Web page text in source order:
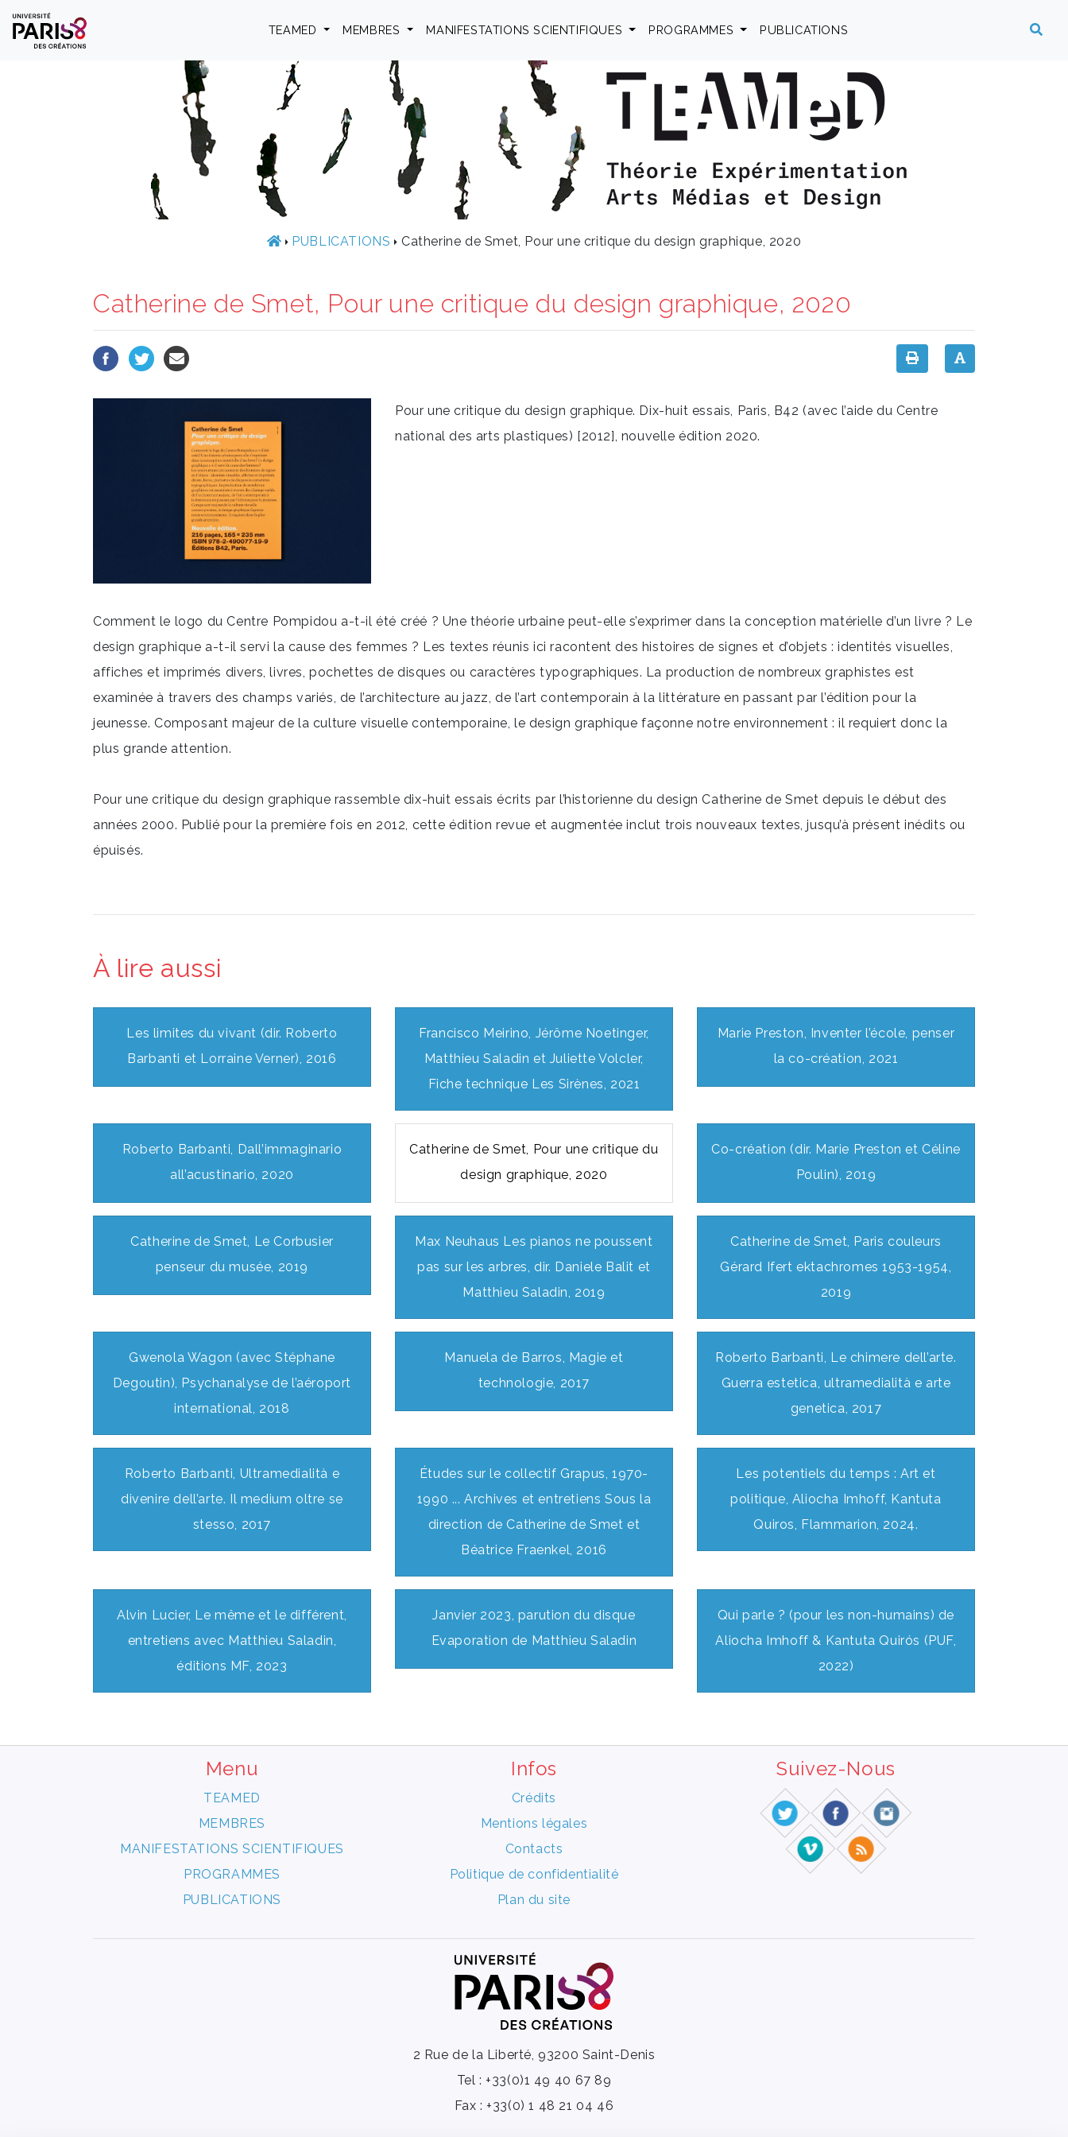
Panneau de gestion des cookies
TEAMED
MEMBRES MANIFESTATIONS SCIENTIFIQUES PROGRAMMES PUBLICATIONS
PUBLICATIONS Catherine de Smet, Pour une critique du design graphique, 2020
Catherine de Smet, Pour une critique du design graphique, 2020
Pour une critique du design graphique. Dix-huit essais, Paris, B42 (avec l’aide du Centre
national des arts plastiques) [2012], nouvelle édition 2020.
Comment le logo du Centre Pompidou a-t-il été créé ? Une théorie urbaine peut-elle s’exprimer dans la conception matérielle d’un livre ? Le
design graphique a-t-il servi la cause des femmes ? Les textes réunis ici racontent des histoires de signes et d’objets : identités visuelles,
affiches et imprimés divers, livres, pochettes de disques ou caractères typographiques. La production de nombreux graphistes est
examinée à travers des champs variés, de l’architecture au jazz, de l’art contemporain à la littérature en passant par l’édition pour la
jeunesse. Composant majeur de la culture visuelle contemporaine, le design graphique façonne notre environnement : il requiert donc la
plus grande attention.
Pour une critique du design graphique rassemble dix-huit essais écrits par l’historienne du design Catherine de Smet depuis le début des
années 2000. Publié pour la première fois en 2012, cette édition revue et augmentée inclut trois nouveaux textes, jusqu’à présent inédits ou
épuisés.
À lire aussi
Les limites du vivant (dir. Roberto
Barbanti et Lorraine Verner), 2016
Francisco Meirino, Jérôme Noetinger,
Matthieu Saladin et Juliette Volcler,
Fiche technique Les Sirènes, 2021
Marie Preston, Inventer l’école, penser
la co-création, 2021
Roberto Barbanti, Dall’immaginario
all’acustinario, 2020
Catherine de Smet, Pour une critique du
design graphique, 2020
Co-création (dir. Marie Preston et Céline
Poulin), 2019
Catherine de Smet, Le Corbusier
penseur du musée, 2019
Max Neuhaus Les pianos ne poussent
pas sur les arbres, dir. Daniele Balit et
Matthieu Saladin, 2019
Catherine de Smet, Paris couleurs
Gérard Ifert ektachromes 1953-1954,
2019
Gwenola Wagon (avec Stéphane
Degoutin), Psychanalyse de l’aéroport
international, 2018
Manuela de Barros, Magie et
technologie, 2017
Roberto Barbanti, Le chimere dell’arte.
Guerra estetica, ultramedialità e arte
genetica, 2017
Roberto Barbanti, Ultramedialità e
divenire dell’arte. Il medium oltre se
stesso, 2017
Études sur le collectif Grapus, 1970-
1990 ... Archives et entretiens Sous la
direction de Catherine de Smet et
Béatrice Fraenkel, 2016
Les potentiels du temps : Art et
politique, Aliocha Imhoff, Kantuta
Quiros, Flammarion, 2024.
Alvin Lucier, Le même et le différent,
entretiens avec Matthieu Saladin,
éditions MF, 2023
Janvier 2023, parution du disque
Evaporation de Matthieu Saladin
Qui parle ? (pour les non-humains) de
Aliocha Imhoff & Kantuta Quirós (PUF,
2022)
Menu
TEAMED
MEMBRES
MANIFESTATIONS SCIENTIFIQUES
PROGRAMMES
PUBLICATIONS
Infos
Crédits
Mentions légales
Contacts
Politique de confidentialité
Plan du site
Suivez-Nous
2 Rue de la Liberté, 93200 Saint-Denis
Tel : +33(0)1 49 40 67 89
Fax : +33(0) 1 48 21 04 46